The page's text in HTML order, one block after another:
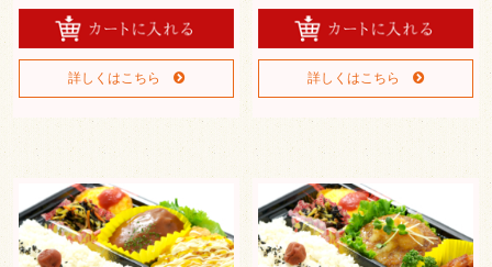
2,500円～
魚メイン
ボリューム満点
あっさりヘルシー
詳しくはこちら 詳しくはこちら